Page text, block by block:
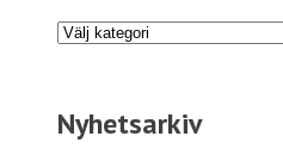
Programnyheter
Nyhetsarkiv